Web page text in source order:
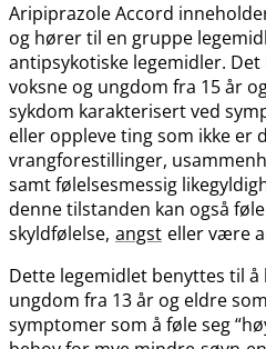
Aripiprazole Accord
og hører til en gruppe
antipsykotiske legemidler.
voksne og ungdom fra 15 år
sykdom karakterisert ved
eller oppleve ting som ikke er
vrangforestillinger,
samt følelsesmessig
denne tilstanden kan også
skyldfølelse, angst eller være
Dette legemidlet benyttes til å
ungdom fra 13 år og eldre
symptomer som å føle seg